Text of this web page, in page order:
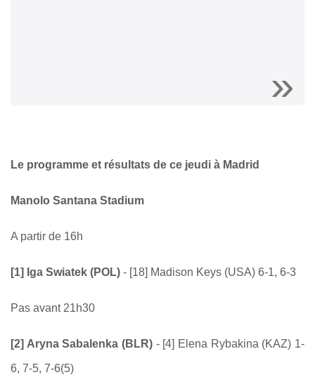
Le programme et résultats de ce jeudi à Madrid
Manolo Santana Stadium
A partir de 16h
[1] Iga Swiatek (POL) - [18] Madison Keys (USA) 6-1, 6-3
Pas avant 21h30
[2] Aryna Sabalenka (BLR) - [4] Elena Rybakina (KAZ) 1-
6, 7-5, 7-6(5)